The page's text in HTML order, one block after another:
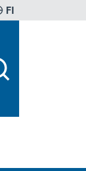
FI